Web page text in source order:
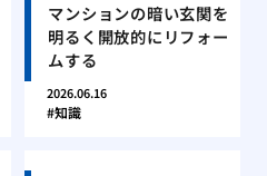
マンションの暗い玄関を
明るく開放的にリフォー
ムする
2026.06.16
知識